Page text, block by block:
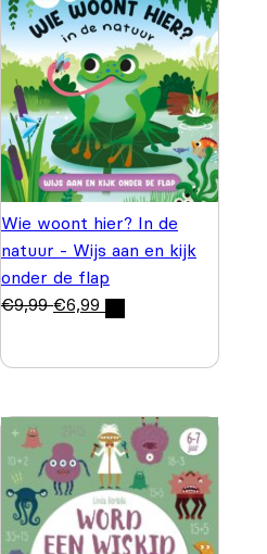
Wie woont hier? In de
natuur - Wijs aan en kijk
onder de flap
€9,99 €6,99